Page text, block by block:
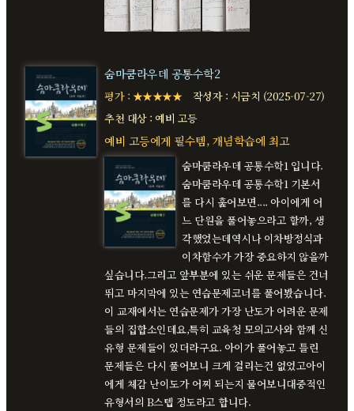
숨마쿰라우데 공통수학2
평가 : ★★★★★
작성자 : 시금치 (2025-07-27)
추천 대상 : 예비 고등
예비 고등에게 필수템, 개념학습에 최고
숨마쿰라우데 공통수학1 입니다.
숨마쿰라우데 공통수학1 기본서
를 다시 훑어보면.... 아이에게 어
느 단원을 풀어놓으라고 할까, 생
각했었는데역시나 이차방정식과
이차함수가 가장 중요하지 않을까
싶습니다.그리고 앞부분에 있는 쉬운 문제들은 건너
뛰고 마지막에 있는 연습문제코너를 풀어봤습니다.
이 교재에서는 연습문제가 가장 난도가 어려운 문제
들의 집합소인데요,특히 교육청 모의고사와 함께 신
유형 문제들이 있더라구요. 아이가 풀어놓고 틀린
문제들은 다시 풀어보니 크게 걸리는건 없었고아이
에게 체감 난이도가 어찌 되는지 물어보니대중적인
유형서의 B스텝 정도라고 합니다.